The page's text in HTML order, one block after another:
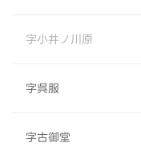
字小井ノ川原
字呉服
字古御堂